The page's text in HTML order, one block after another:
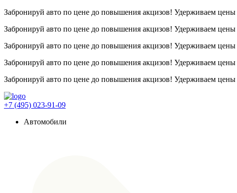
Забронируй авто по цене до повышения акцизов! Удерживаем цены
Забронируй авто по цене до повышения акцизов! Удерживаем цены
Забронируй авто по цене до повышения акцизов! Удерживаем цены
Забронируй авто по цене до повышения акцизов! Удерживаем цены
Забронируй авто по цене до повышения акцизов! Удерживаем цены
+7 (495) 023-91-09
Автомобили